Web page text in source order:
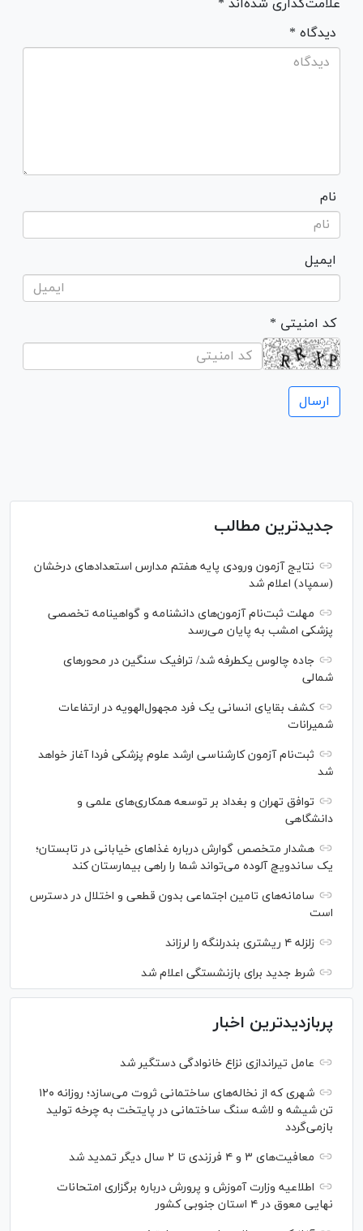
علامت‌گذاری شده‌اند *
* دیدگاه
نام
ایمیل
* کد امنیتی
جدیدترین مطالب
نتایج آزمون ورودی پایه هفتم مدارس استعدادهای درخشان
(سمپاد) اعلام شد
مهلت ثبت‌نام آزمون‌های دانشنامه و گواهینامه تخصصی
پزشکی امشب به پایان می‌رسد
جاده چالوس یکطرفه شد/ ترافیک سنگین در محورهای
شمالی
کشف بقایای انسانی یک فرد مجهول‌الهویه در ارتفاعات
شمیرانات
ثبت‌نام آزمون کارشناسی ارشد علوم پزشکی فردا آغاز خواهد
شد
توافق تهران و بغداد بر توسعه همکاری‌های علمی و
دانشگاهی
هشدار متخصص گوارش درباره غذا‌های خیابانی در تابستان؛
یک ساندویچ آلوده می‌تواند شما را راهی بیمارستان کند
سامانه‌های تامین اجتماعی بدون قطعی و اختلال در دسترس
است
زلزله ۴ ریشتری بندرلنگه را لرزاند
شرط جدید برای بازنشستگی اعلام شد
پربازدیدترین اخبار
عامل تیراندازی نزاع خانوادگی دستگیر شد
شهری که از نخاله‌های ساختمانی ثروت می‌سازد؛ روزانه ۱۲۰
تن شیشه و لاشه سنگ ساختمانی در پایتخت به چرخه تولید
بازمی‌گردد
معافیت‌های ۳ و ۴ فرزندی تا ۲ سال دیگر تمدید شد
اطلاعیه وزارت آموزش و پرورش درباره برگزاری امتحانات
نهایی معوق در ۴ استان جنوبی کشور